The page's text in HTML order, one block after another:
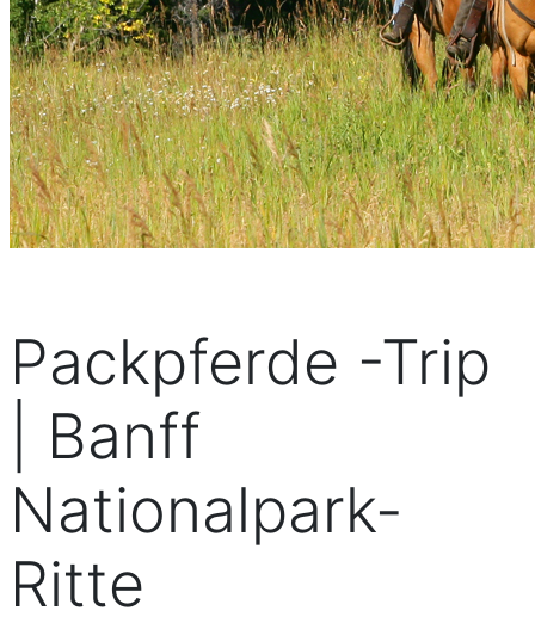
Packpferde -Trip
| Banff
Nationalpark-
Ritte